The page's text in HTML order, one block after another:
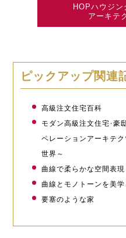
HOPハウジ
アーキテ
ピックアップ関連
高級注文住宅百科
モダン高級注文住宅・
ペレーションアーキテ
世界～
曲線で柔らかな空間表現
曲線とモノトーンを美
要塞のような家